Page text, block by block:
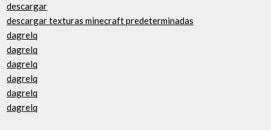
descargar
descargar texturas minecraft predeterminadas
dagrelq
dagrelq
dagrelq
dagrelq
dagrelq
dagrelq